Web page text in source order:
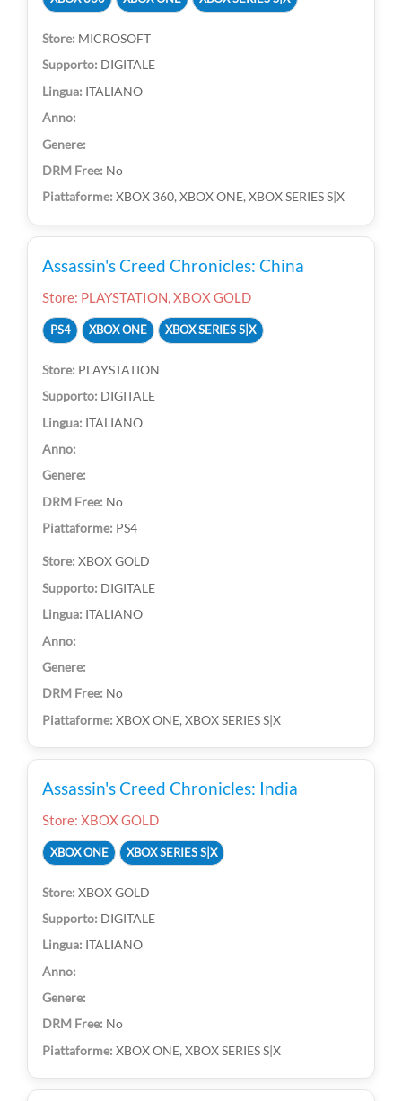
MICROSOFT
DIGITALE
ITALIANO
No
XBOX 360, XBOX ONE, XBOX SERIES S|X
Assassin's Creed Chronicles: China
Store: PLAYSTATION, XBOX GOLD
PS4 XBOX ONE XBOX SERIES S|X
PLAYSTATION
DIGITALE
ITALIANO
No
PS4
XBOX GOLD
DIGITALE
ITALIANO
No
XBOX ONE, XBOX SERIES S|X
Assassin's Creed Chronicles: India
Store: XBOX GOLD
XBOX ONE XBOX SERIES S|X
XBOX GOLD
DIGITALE
ITALIANO
No
XBOX ONE, XBOX SERIES S|X